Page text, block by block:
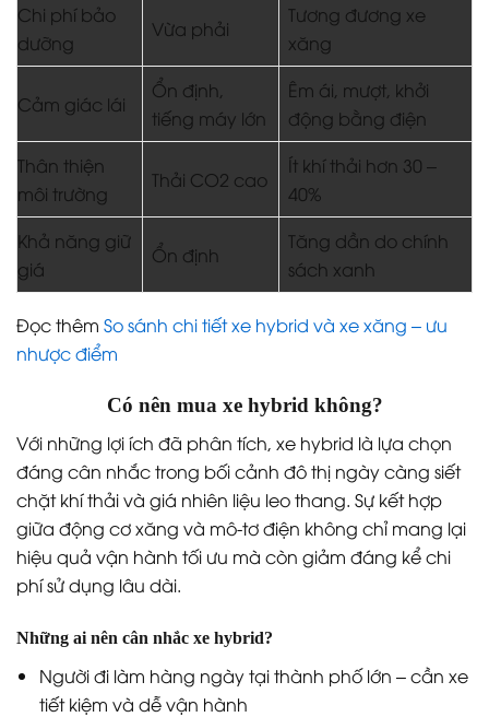
Chi phí bảo
dưỡng
Vừa phải
Tương đương xe
xăng
Cảm giác lái
Ổn định,
tiếng máy lớn
Êm ái, mượt, khởi
động bằng điện
Thân thiện
môi trường
Thải CO2 cao
Ít khí thải hơn 30 –
40%
Khả năng giữ
giá
Ổn định
Tăng dần do chính
sách xanh
Đọc thêm So sánh chi tiết xe hybrid và xe xăng – ưu
nhược điểm
Có nên mua xe hybrid không?
Với những lợi ích đã phân tích, xe hybrid là lựa chọn
đáng cân nhắc trong bối cảnh đô thị ngày càng siết
chặt khí thải và giá nhiên liệu leo thang. Sự kết hợp
giữa động cơ xăng và mô-tơ điện không chỉ mang lại
hiệu quả vận hành tối ưu mà còn giảm đáng kể chi
phí sử dụng lâu dài.
Những ai nên cân nhắc xe hybrid?
Người đi làm hàng ngày tại thành phố lớn – cần xe
tiết kiệm và dễ vận hành